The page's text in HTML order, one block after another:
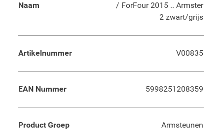
Naam
/ ForFour 2015 .. Armster
2 zwart/grijs
Artikelnummer V00835
EAN Nummer 5998251208359
Product Groep Armsteunen